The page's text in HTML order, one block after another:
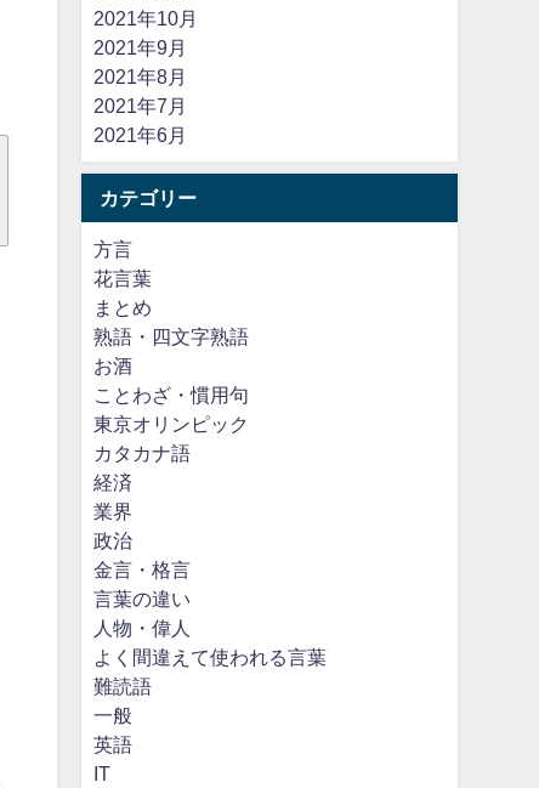
2021年10月
2021年9月
2021年8月
2021年7月
2021年6月
カテゴリー
方言
花言葉
まとめ
熟語・四文字熟語
お酒
ことわざ・慣用句
東京オリンピック
カタカナ語
経済
業界
政治
金言・格言
言葉の違い
人物・偉人
よく間違えて使われる言葉
難読語
一般
英語
IT